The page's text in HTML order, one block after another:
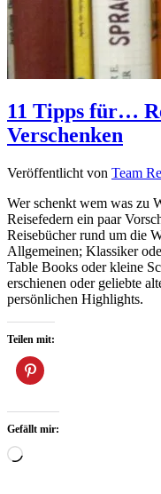
11 Tipps für…
Verschenken
Veröffentlicht von Team
Wer schenkt wem was zu
Reisefedern ein paar
Reisebücher rund um die
Allgemeinen; Klassiker
Table Books oder kleine
erschienen oder geliebte
persönlichen Highlights.
Teilen mit:
Gefällt mir:
Wird